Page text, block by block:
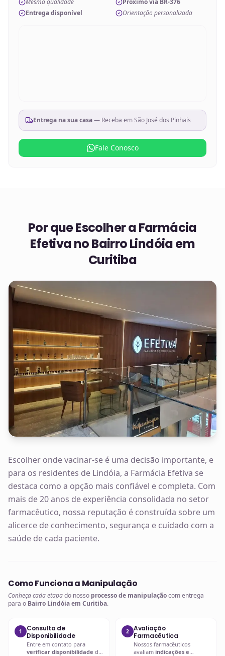
Entrega disponível
Orientação personalizada
Entrega na sua casa— Receba emSão José dos Pinhais
Fale Conosco
Por que Escolher a Farmácia
Efetiva noBairro Lindóia em
Curitiba
Escolher onde vacinar-se é uma decisão importante, e
para os residentes de Lindóia, a Farmácia Efetiva se
destaca como a opção mais confiável e completa. Com
mais de 20 anos de experiência consolidada no setor
farmacêutico, nossa reputação é construída sobre um
alicerce de conhecimento, segurança e cuidado com a
saúde de cada paciente.
Como Funciona a Manipulação
Conheça cada etapado nosso processo de manipulaçãocom entrega
para o Bairro Lindóia em Curitiba.
1
Consulta de
Disponibilidade
Entre em contato para
verificar disponibilidade da
2
Avaliação
Farmacêutica
Nossos farmacêuticos
avaliam indicações e